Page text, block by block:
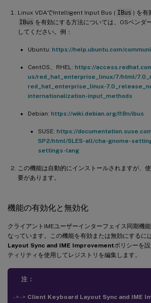
Linux VDAでIntelligent Input Bus ( IBus ) を有
IBus を有効にする方法については、OSベンダ
してください。例：
Ubuntu: https://help.ubuntu.com/
CentOS、RHEL: https://
us/red_hat_enterprise_linux/7/html/
red_hat_enterprise_linux-
internationalization-input_methods
Debian: https://wiki.debian.org/I18n/ibus
SUSE: https://
SP2/html/SLES-all/cha-gnome-
settings-lang
この機能は自動的にインストールされますが、
要があります。
機能の有効化と無効化
クライアントIMEユーザーインターフェイス同期機
なっています。この機能を有効または無効にするには
Layout Sync and IME Improvementポリシーを設
ティリティを使用してレジストリを編集します。
注：
- > - > Client Keyboard Layout Sync and IME